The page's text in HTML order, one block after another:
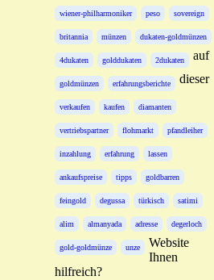
wiener-philharmoniker peso sovereign
britannia münzen dukaten-goldmünzen
4dukaten golddukaten 2dukaten
goldmünzen erfahrungsberichte
verkaufen kaufen diamanten
vertriebspartner flohmarkt pfandleiher
inzahlung erfahrung lassen
ankaufspreise tipps goldbarren
feingold degussa türkisch satimi
alim almanyada adresse degerloch
gold-goldmünze unze
auf
dieser
Website
Ihnen
hilfreich?